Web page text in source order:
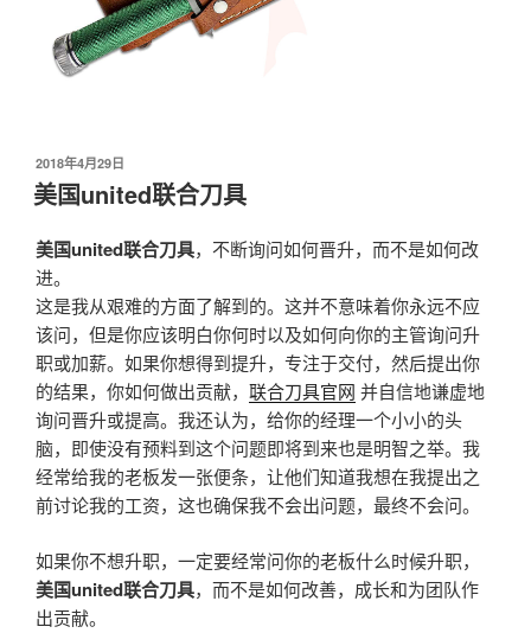
发
布
于
2018年4月29日
美国united联合刀具
美国united联合刀具，不断询问如何晋升，而不是如何改
进。
这是我从艰难的方面了解到的。这并不意味着你永远不应
该问，但是你应该明白你何时以及如何向你的主管询问升
职或加薪。如果你想得到提升，专注于交付，然后提出你
的结果，你如何做出贡献， 联合刀具官网 并自信地谦虚地
询问晋升或提高。我还认为，给你的经理一个小小的头
脑，即使没有预料到这个问题即将到来也是明智之举。我
经常给我的老板发一张便条，让他们知道我想在我提出之
前讨论我的工资，这也确保我不会出问题，最终不会问。
如果你不想升职，一定要经常问你的老板什么时候升职，
美国united联合刀具，而不是如何改善，成长和为团队作
出贡献。